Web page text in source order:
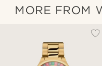
MORE FROM